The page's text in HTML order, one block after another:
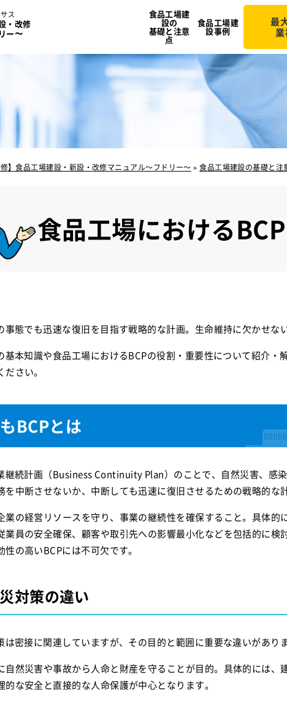
ス
・改修
ー〜
食品工場建
設の
基礎と注意
点
食品工場建
設事例
最
修】食品工場建設・新設・改修マニュアル～フドリー～ »食品工場建設の基礎と注
食品工場におけるBCP
事態でも迅速な復旧を目指す戦略的な計画。生命維持に欠かせな
基本知識や食品工場におけるBCPの役割・重要性について紹介
さい。
BCPとは
継続計画（Business Continuity Plan）のことで、自然災害、感
を中断させないか、中断しても迅速に復旧させるための戦略的な
業の経営リソースを守り、事業の継続性を確保すること。具体
業員の安全確保、顧客や取引先への影響最小化などを包括的に
性の高いBCPには不可欠です。
対策の違い
は密接に関連していますが、その目的と範囲に重要な違いがありま
自然災害や事故から人命と財産を守ることが目的。具体的には
的な安全と直接的な人命保護が中心となります。